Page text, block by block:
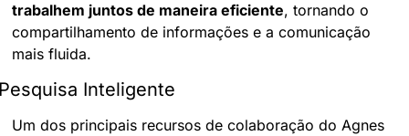
trabalhem juntos de maneira eficiente, tornando o
compartilhamento de informações e a comunicação
mais fluida.
Inteligente
Um dos principais recursos de colaboração do Agnes